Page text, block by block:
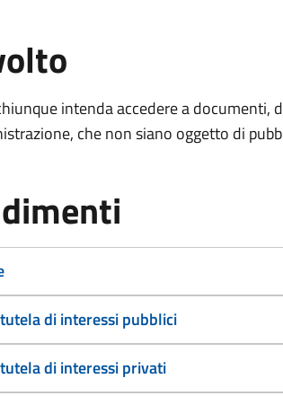
intenda accedere a
che non siano oggetto di
di interessi pubblici
di interessi privati